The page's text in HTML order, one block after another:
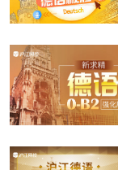
ein feiner Hund
被牵连的狗
正所谓好事不出